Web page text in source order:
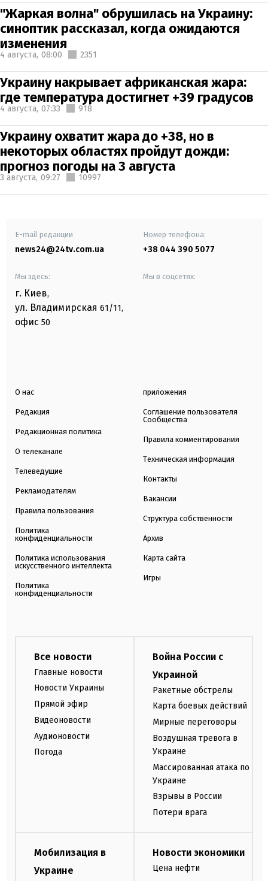
"Жаркая волна" обрушилась на Украину:
синоптик рассказал, когда ожидаются
изменения
4 августа, 08:00 2351
Украину накрывает африканская жара:
где температура достигнет +39 градусов
4 августа, 07:33 918
Украину охватит жара до +38, но в
некоторых областях пройдут дожди:
прогноз погоды на 3 августа
3 августа, 09:27 10997
E-mail редакции
news24@24tv.com.ua
Номер телефона:
+38 044 390 5077
Мы здесь:
г. Киев,
ул. Владимирская 61/11,
офис 50
Мы в соцсетях:
О нас
Редакция
Редакционная политика
О телеканале
Телеведущие
Рекламодателям
Правила пользования
Политика
конфиденциальности
Политика использования
искусственного интеллекта
Политика
конфиденциальности
приложения
Соглашение пользователя
Сообщества
Правила комментирования
Техническая информация
Контакты
Вакансии
Структура собственности
Архив
Карта сайта
Игры
Все новости
Главные новости
Новости Украины
Прямой эфир
Видеоновости
Аудионовости
Погода
Война России с
Украиной
Ракетные обстрелы
Карта боевых действий
Мирные переговоры
Воздушная тревога в
Украине
Массированная атака по
Украине
Взрывы в России
Потери врага
Мобилизация в
Украине
Новости экономики
Цена нефти